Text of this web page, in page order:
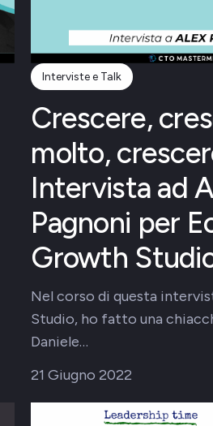
Interviste e Talk
Crescere,
molto,
Intervista ad
Pagnoni per
Growth
Nel corso di questa
Studio, ho fatto una
Daniele…
21 Giugno 2022